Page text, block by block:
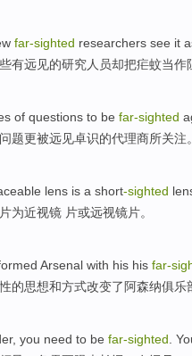
far-sighted researchers see it
有远见的研究人员却把疟蚊当作
of questions to be far-sighted
问题更被远见卓识的代理商所关注。
lens is a short-sighted
为近视镜 片或远视镜片。
Arsenal with his his far-
的思想和方式改变了 阿森纳俱乐
, you need to be far-sighted .